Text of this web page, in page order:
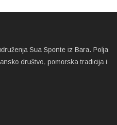
Sua Sponte iz Bara. Polja
društvo, pomorska tradicija i